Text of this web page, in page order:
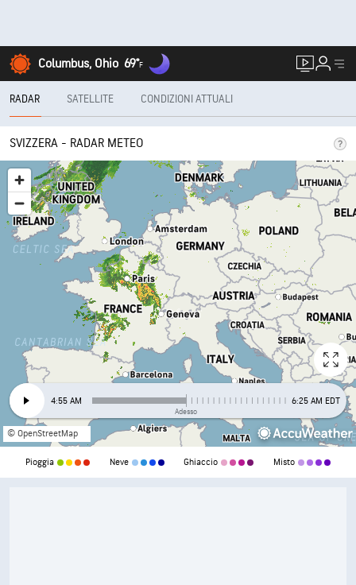
Columbus, Ohio 69°F
RADAR SATELLITE CONDIZIONI ATTUALI
SVIZZERA - RADAR METEO
4:55 AM
Adesso
6:25 AM EDT
© OpenStreetMap
Pioggia Neve Ghiaccio Misto